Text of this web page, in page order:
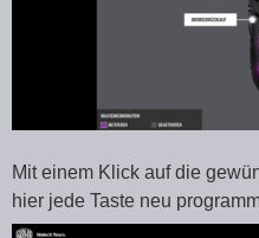
Mit einem Klick auf die
hier jede Taste neu